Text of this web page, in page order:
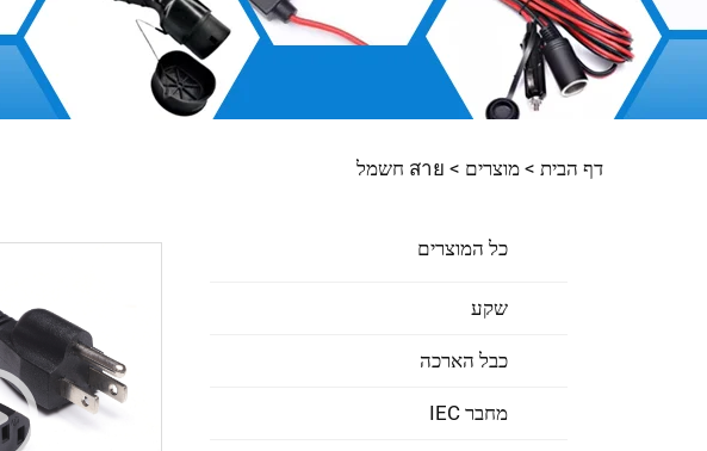
דף הבית > מוצרים > สาย חשמל
כל המוצרים
שקע
כבל הארכה
מחבר IEC